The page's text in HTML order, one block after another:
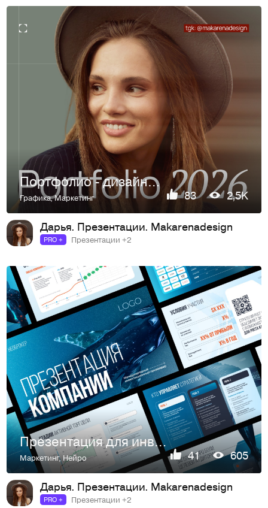
Портфолио - дизайнер презентаций
Графика,Маркетинг 83 2,5K
Дарья. Презентации. Makarenadesign
PRO + Презентации +2
Презентация для инвестиционного провайдера
Маркетинг,Нейро 41 605
Дарья. Презентации. Makarenadesign
PRO + Презентации +2